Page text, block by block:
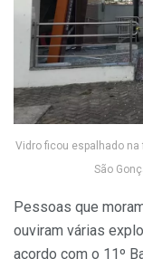
Vidro ficou espalhado
São
Pessoas que
ouviram várias
acordo com o 11º